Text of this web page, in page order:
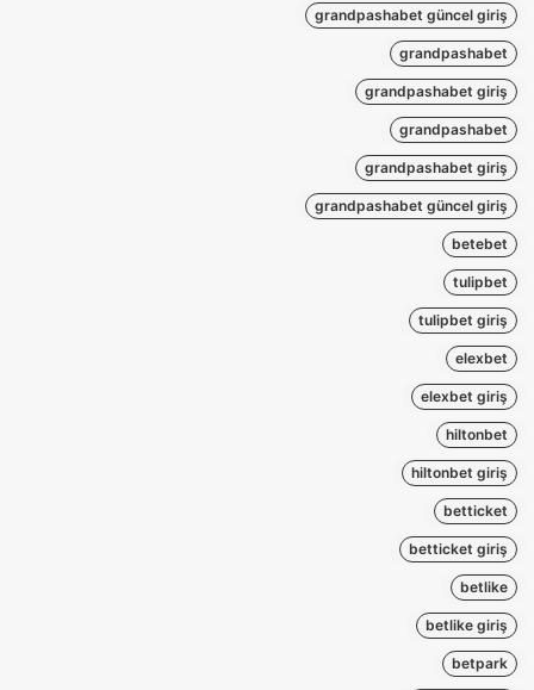
grandpashabet güncel giriş
grandpashabet
grandpashabet giriş
grandpashabet
grandpashabet giriş
grandpashabet güncel giriş
betebet
tulipbet
tulipbet giriş
elexbet
elexbet giriş
hiltonbet
hiltonbet giriş
betticket
betticket giriş
betlike
betlike giriş
betpark